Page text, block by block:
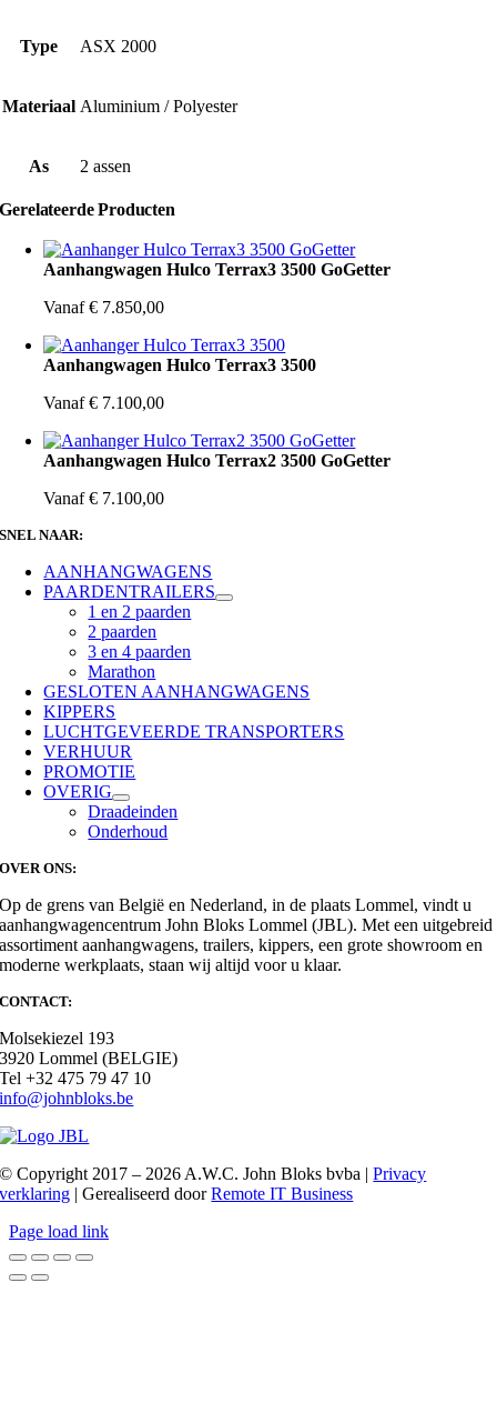
Type ASX 2000
Materiaal Aluminium / Polyester
As 2 assen
Gerelateerde Producten
Aanhangwagen Hulco Terrax3 3500 GoGetter
Vanaf € 7.850,00
Aanhangwagen Hulco Terrax3 3500
Vanaf € 7.100,00
Aanhangwagen Hulco Terrax2 3500 GoGetter
Vanaf € 7.100,00
SNEL NAAR:
AANHANGWAGENS
PAARDENTRAILERS
1 en 2 paarden
2 paarden
3 en 4 paarden
Marathon
GESLOTEN AANHANGWAGENS
KIPPERS
LUCHTGEVEERDE TRANSPORTERS
VERHUUR
PROMOTIE
OVERIG
Draadeinden
Onderhoud
OVER ONS:
Op de grens van België en Nederland, in de plaats Lommel, vindt u
aanhangwagencentrum John Bloks Lommel (JBL). Met een uitgebreid
assortiment aanhangwagens, trailers, kippers, een grote showroom en
moderne werkplaats, staan wij altijd voor u klaar.
CONTACT:
Molsekiezel 193
3920 Lommel (BELGIE)
Tel +32 475 79 47 10
info@johnbloks.be
© Copyright 2017 – 2026 A.W.C. John Bloks bvba |Privacy
verklaring | Gerealiseerd doorRemote IT Business
Page load link